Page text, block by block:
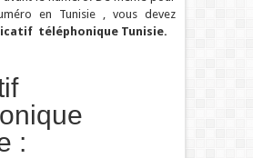
en Tunisie , vous devez
téléphonique Tunisie.
: